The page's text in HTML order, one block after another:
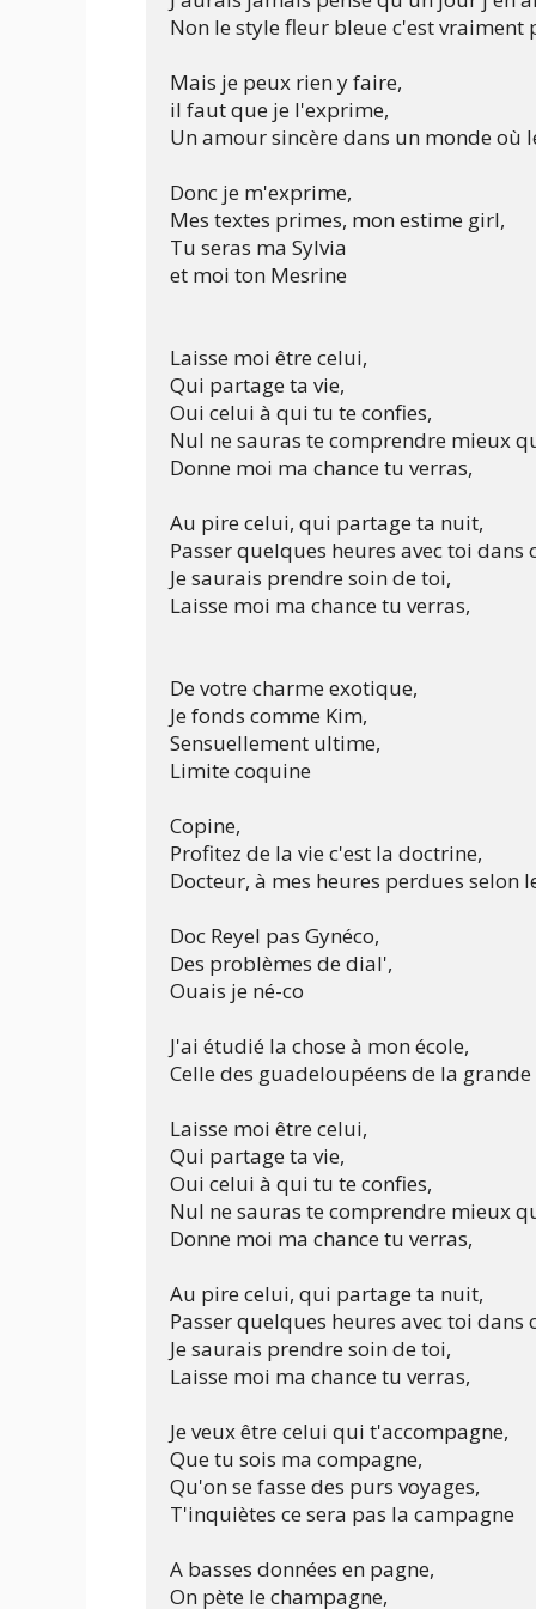
Non le style fleur bleue c'est vraiment
Mais je peux rien y faire,
il faut que je l'exprime,
Un amour sincère dans un monde où
Donc je m'exprime,
Mes textes primes, mon estime girl,
Tu seras ma Sylvia
et moi ton Mesrine
Laisse moi être celui,
Qui partage ta vie,
Oui celui à qui tu te confies,
Nul ne sauras te comprendre mieux
Donne moi ma chance tu verras,
Au pire celui, qui partage ta nuit,
Passer quelques heures avec toi dans
Je saurais prendre soin de toi,
Laisse moi ma chance tu verras,
De votre charme exotique,
Je fonds comme Kim,
Sensuellement ultime,
Limite coquine
Copine,
Profitez de la vie c'est la doctrine,
Docteur, à mes heures perdues selon
Doc Reyel pas Gynéco,
Des problèmes de dial',
Ouais je né-co
J'ai étudié la chose à mon école,
Celle des guadeloupéens de la
Laisse moi être celui,
Qui partage ta vie,
Oui celui à qui tu te confies,
Nul ne sauras te comprendre mieux
Donne moi ma chance tu verras,
Au pire celui, qui partage ta nuit,
Passer quelques heures avec toi dans
Je saurais prendre soin de toi,
Laisse moi ma chance tu verras,
Je veux être celui qui t'accompagne,
Que tu sois ma compagne,
Qu'on se fasse des purs voyages,
T'inquiètes ce sera pas la campagne
A basses données en pagne,
On pète le champagne,